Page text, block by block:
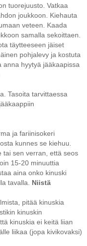
tuorejuusto. Vatkaa
joukkoon. Kiehauta
veteen. Kaada
samalla sekoittaen.
täytteeseen jäiset
pohjalevy ja kostuta
anna hyytyä jääkaapissa
Tasoita tarvittaessa
ja fariinisokeri
kunnes se kiehuu.
tai sen verran, että seos
15-20 minuuttia
aina onko kinuski
tavalla. Niistä
pitää kinuskia
kinuskin
kinuskia ei keitä liian
liikaa (jopa kivikovaksi)